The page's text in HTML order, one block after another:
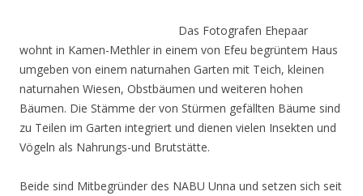
Das Fotografen Ehepaar
wohnt in Kamen-Methler in einem von Efeu begrüntem Haus
umgeben von einem naturnahen Garten mit Teich, kleinen
naturnahen Wiesen, Obstbäumen und weiteren hohen
Bäumen. Die Stämme der von Stürmen gefällten Bäume sind
zu Teilen im Garten integriert und dienen vielen Insekten und
Vögeln als Nahrungs-und Brutstätte.
Beide sind Mitbegründer des NABU Unna und setzen sich seit